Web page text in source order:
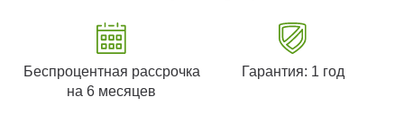
Беспроцентная рассрочка
на 6 месяцев
Гарантия: 1 год